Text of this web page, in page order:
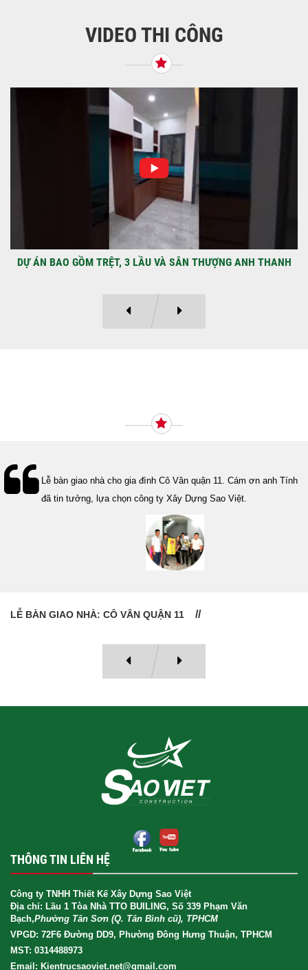
Tiếp nối sự tin tưởng từ quý khách hàng, vừa
qua Công Ty TNHH Thiết Kế Xây Dựng Sao
NHẬN CHÌA KHÓA – TRAO TỔ ẤM MỚI
TẠI PHƯỜNG AN LẠC
Địa điểm: Đường Lâm Hoành, phường An
LạcGia chủ: Anh Kỳ Xây Dựng Sao Việt chính
thức hoàn tất và...
VIDEO THI CÔNG
DỰ ÁN BAO GỒM TRỆT, 3 LẦU VÀ SÂN THƯỢNG ANH THANH
Lễ bàn giao nhà cho gia đình Cô Vân quận 11. Cám ơn anh Tính
đã tin tưởng, lựa chọn công ty Xây Dựng Sao Việt.
LỄ BÀN GIAO NHÀ: CÔ VÂN QUẬN 11
THÔNG TIN LIÊN HỆ
Công ty TNHH Thiết Kế Xây Dựng Sao Việt
Địa chỉ: Lầu 1 Tòa Nhà TTO BUILING, Số 339 Phạm Văn
Bạch,Phường Tân Sơn (Q. Tân Bình cũ), TPHCM
VPGD: 72F6 Đường DD9, Phường Đông Hưng Thuận, TPHCM
MST: 0314488973
Email: Kientrucsaoviet.net@gmail.com